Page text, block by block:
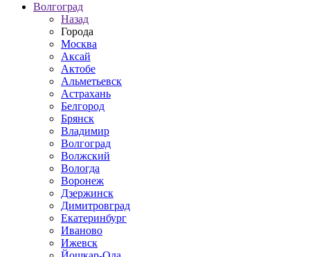
Волгоград
Назад
Города
Москва
Аксай
Актобе
Альметьевск
Астрахань
Белгород
Брянск
Владимир
Волгоград
Волжский
Вологда
Воронеж
Дзержинск
Димитровград
Екатеринбург
Иваново
Ижевск